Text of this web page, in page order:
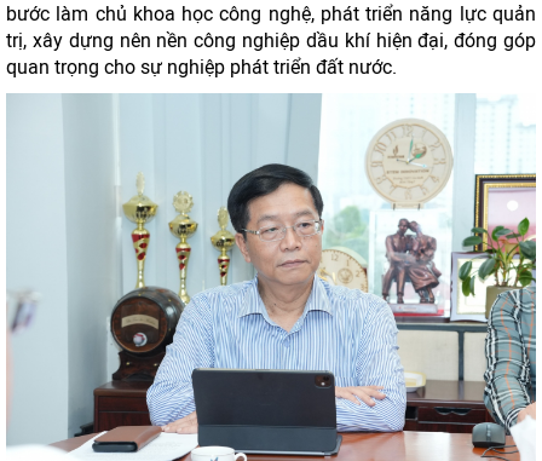
bước làm chủ khoa học công nghệ, phát triển năng lực quản
trị, xây dựng nên nền công nghiệp dầu khí hiện đại, đóng góp
quan trọng cho sự nghiệp phát triển đất nước.